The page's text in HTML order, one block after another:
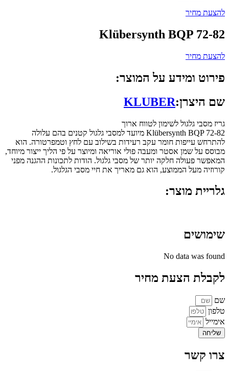
להצעת מחיר
Klübersynth BQP 72-82
להצעת מחיר
פירוט ומידע על המוצר:
שם היצרן:KLUBER
גריז מסבי גלגול לשימון לטווח ארוך
Klübersynth BQP 72-82 מיועד למסבי גלגול קטנים בהם עלולה
להתרחש עייפות חומר עקב רעידות בשילוב עם לחץ וטמפרטורה. הוא
מבוסס על שמן אסטר ומעבה פולי אוריאה ומיוצר על פי הליך ייצור מיוחד,
המאפשר פעולה חלקה יותר של מסבי גלגול. הודות לתכונות ההגנה מפני
קורוזיה מעל הממוצע, הוא גם מאריך את חיי מסבי הגלגול.
גלריית מוצר:
שימושים
No data was found
לקבלת הצעת מחיר
שם
טלפון
אימייל
שליחה
צרו קשר